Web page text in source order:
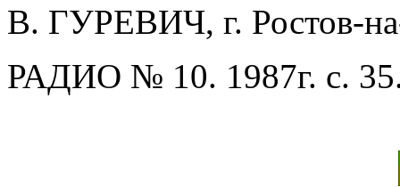
В. ГУРЕВИЧ, г. Ростов-
РАДИО № 10. 1987г. с.